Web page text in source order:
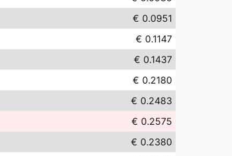
€ 0.0951
€ 0.1147
€ 0.1437
€ 0.2180
€ 0.2483
€ 0.2575
€ 0.2380